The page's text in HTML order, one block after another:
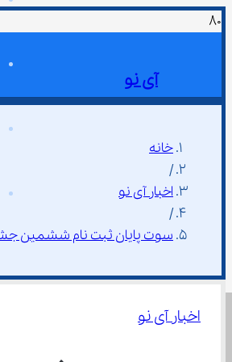
آی نو
خانه
/
اخبار آی نو
/
سوت پایان ثبت نام ششمین
اخبار آی نو